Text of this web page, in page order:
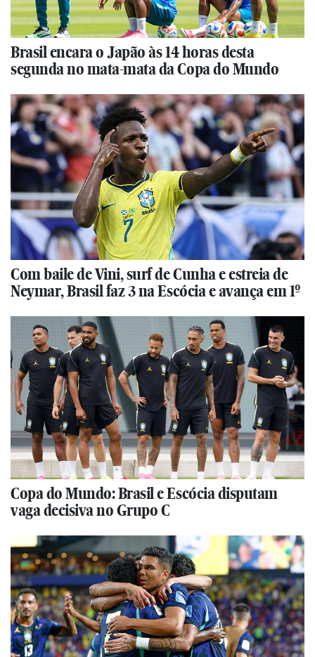
Brasil encara o Japão às 14 horas desta
segunda no mata-mata da Copa do Mundo
Com baile de Vini, surf de Cunha e estreia de
Neymar, Brasil faz 3 na Escócia e avança em 1º
Copa do Mundo: Brasil e Escócia disputam
vaga decisiva no Grupo C